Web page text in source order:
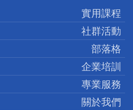
實用課程
社群活動
部落格
企業培訓
專業服務
關於我們